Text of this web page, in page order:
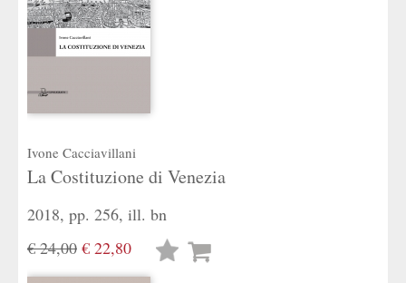
Ivone Cacciavillani
La Costituzione di Venezia
2018, pp. 256, ill. bn
€ 24,00 € 22,80
Lista